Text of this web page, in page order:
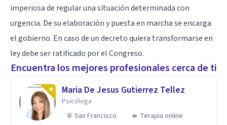
imperiosa de regular una situación determinada con
urgencia. De su elaboración y puesta en marcha se encarga
el gobierno. En caso de un decreto quiera transformarse en
ley debe ser ratificado por el Congreso.
Encuentra los mejores profesionales cerca de ti
Maria De Jesus Gutierrez Tellez
Psicóloga
San Francisco
Terapia online